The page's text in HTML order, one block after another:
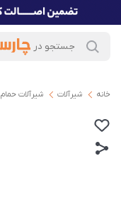
خانه شیرآلات شیرآلات حمام